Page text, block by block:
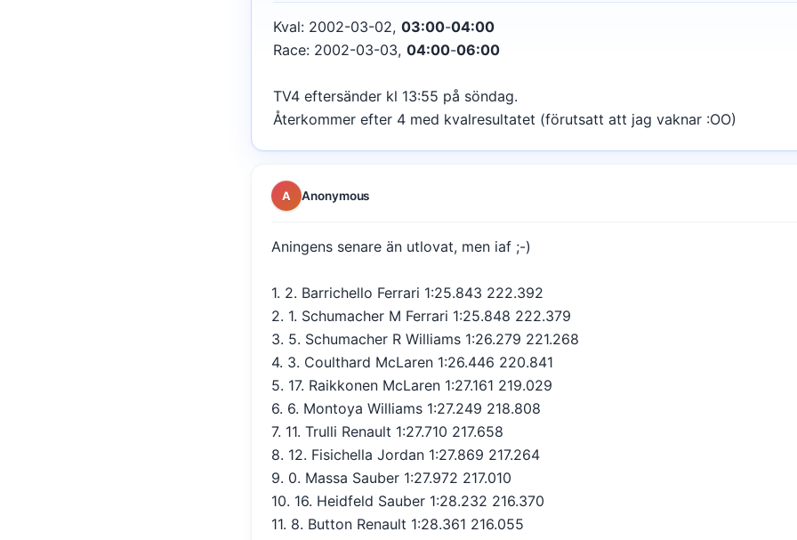
Kval: 2002-03-02, 03:00-04:00
Race: 2002-03-03, 04:00-06:00
TV4 eftersänder kl 13:55 på söndag.
Återkommer efter 4 med kvalresultatet (förutsatt att jag vaknar :OO)
A Anonymous
Aningens senare än utlovat, men iaf ;-)
1. 2. Barrichello Ferrari 1:25.843 222.392
2. 1. Schumacher M Ferrari 1:25.848 222.379
3. 5. Schumacher R Williams 1:26.279 221.268
4. 3. Coulthard McLaren 1:26.446 220.841
5. 17. Raikkonen McLaren 1:27.161 219.029
6. 6. Montoya Williams 1:27.249 218.808
7. 11. Trulli Renault 1:27.710 217.658
8. 12. Fisichella Jordan 1:27.869 217.264
9. 0. Massa Sauber 1:27.972 217.010
10. 16. Heidfeld Sauber 1:28.232 216.370
11. 8. Button Renault 1:28.361 216.055